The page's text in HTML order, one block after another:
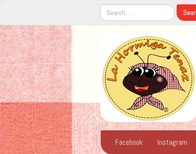
Facebook Instagram